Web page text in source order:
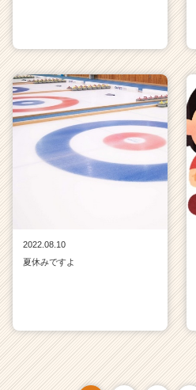
2022.08.10
夏休みですよ